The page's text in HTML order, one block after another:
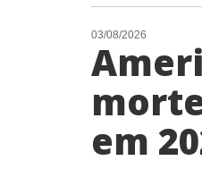
03/08/2026
em